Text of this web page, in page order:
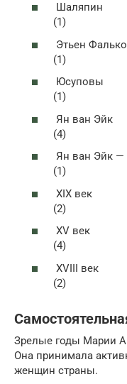
Шаляпин
(1)
Этьен
(1)
Юсуповы
(1)
Ян ван Эйк
(4)
Ян ван Эйк —
(1)
XIX век
(2)
XV век
(4)
XVIII век
(2)
Зрелые годы Марии
Она принимала
женщин страны.